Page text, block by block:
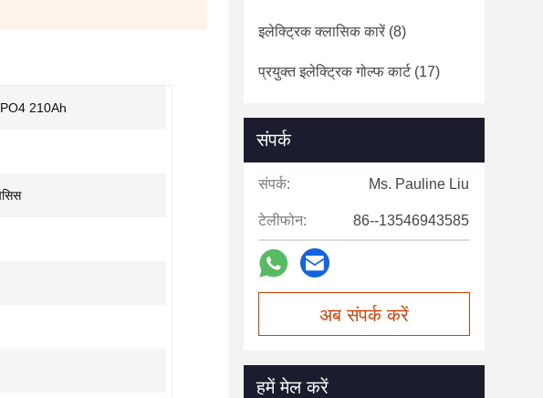
210Ah
इलेक्ट्रिक क्लासिक कारें (8)
प्रयुक्त इलेक्ट्रिक गोल्फ कार्ट(17)
संपर्क
संपर्क: Ms. Pauline Liu
टेलीफोन: 86--13546943585
अब संपर्क करें
हमें मेल करें